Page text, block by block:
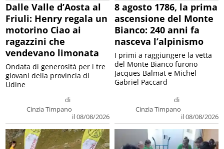
Dalle Valle d’Aosta al
Friuli: Henry regala un
motorino Ciao ai
ragazzini che
vendevano limonata
di
Cinzia Timpano
il 08/08/2026
Ondata di generosità per i tre
giovani della provincia di
Udine
8 agosto 1786, la prima
ascensione del Monte
Bianco: 240 anni fa
nasceva l’alpinismo
di
Cinzia Timpano
il 08/08/2026
I primi a raggiungere la vetta
del Monte Bianco furono
Jacques Balmat e Michel
Gabriel Paccard